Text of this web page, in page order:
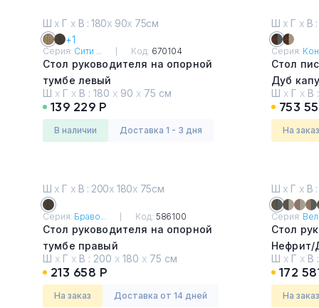
Ш х Г х В : 180х 90х 75см
+1
Серия: Сити ... Код: 670104
Стол руководителя на опорной
тумбе левый
Дуб гладстоун светлый
Ш х Г х В : 180 х 90 х 75 см
139 229 Р
в наличии Доставка 1 - 3 дня
Ш х Г х В
Серия:
Стол
Дуб
Ш х Г х В :
753
На заказ
Ш х Г х В : 200х 180х 75см
Серия: Браво... Код: 586100
Стол руководителя на опорной
тумбе правый
Дуб гладстоун тёмный
Ш х Г х В : 200 х 180 х 75 см
213 658 Р
На заказ Доставка от 14 дней
Ш х Г х В
Серия:
Стол
Нефрит/
Ш х Г х В :
172
На заказ